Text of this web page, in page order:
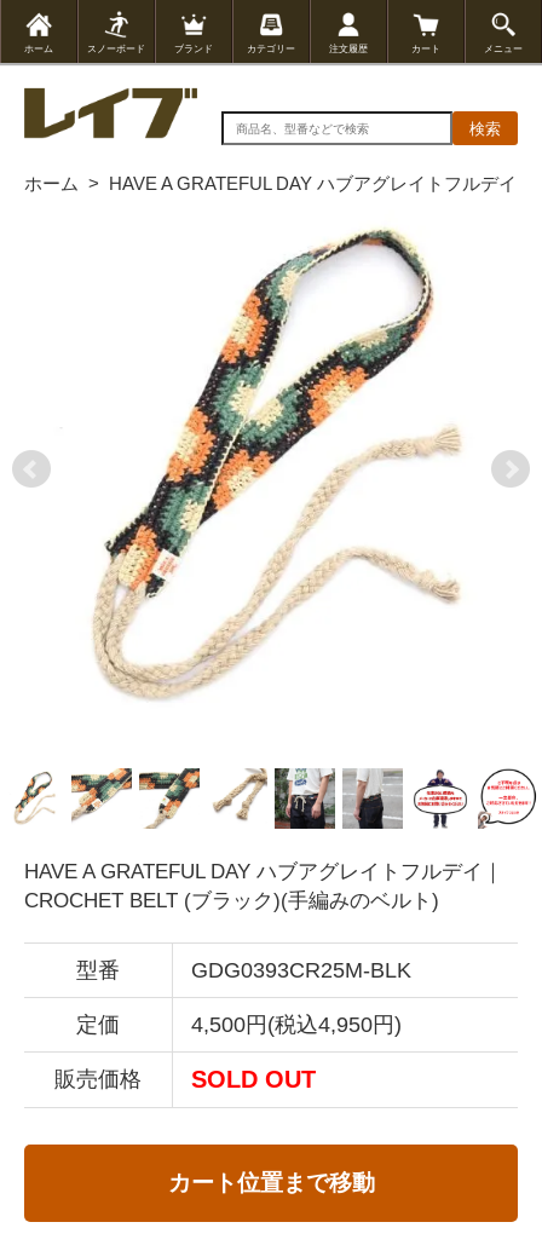
ホーム スノーボード ブランド カテゴリー 注文履歴 カート メニュー
検索
ホーム > HAVE A GRATEFUL DAY ハブアグレイトフルデイ
HAVE A GRATEFUL DAY ハブアグレイトフルデイ｜
CROCHET BELT (ブラック)(手編みのベルト)
型番 GDG0393CR25M-BLK
定価 4,500円(税込4,950円)
販売価格 SOLD OUT
カート位置まで移動